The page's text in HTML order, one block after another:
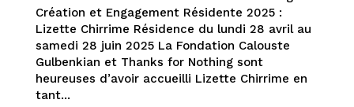
Création et Engagement Résidente 2025 :
Lizette Chirrime Résidence du lundi 28 avril au
samedi 28 juin 2025 La Fondation Calouste
Gulbenkian et Thanks for Nothing sont
heureuses d’avoir accueilli Lizette Chirrime en
tant...